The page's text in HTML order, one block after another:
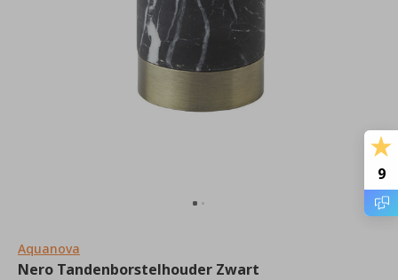
Aquanova
Nero Tandenborstelhouder Zwart
9